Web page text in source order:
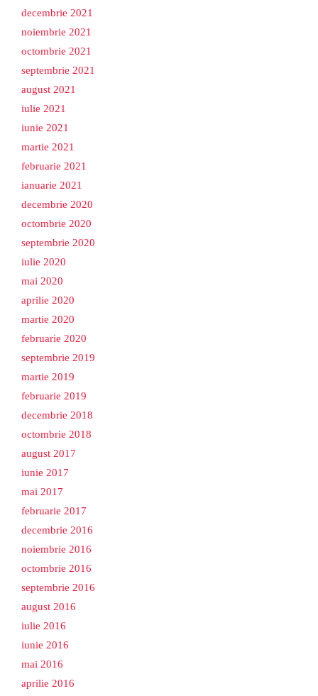
decembrie 2021
noiembrie 2021
octombrie 2021
septembrie 2021
august 2021
iulie 2021
iunie 2021
martie 2021
februarie 2021
ianuarie 2021
decembrie 2020
octombrie 2020
septembrie 2020
iulie 2020
mai 2020
aprilie 2020
martie 2020
februarie 2020
septembrie 2019
martie 2019
februarie 2019
decembrie 2018
octombrie 2018
august 2017
iunie 2017
mai 2017
februarie 2017
decembrie 2016
noiembrie 2016
octombrie 2016
septembrie 2016
august 2016
iulie 2016
iunie 2016
mai 2016
aprilie 2016